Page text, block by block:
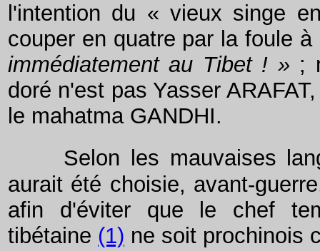
l'intention du « vieux singe
couper en quatre par la foule
immédiatement au Tibet ! » ;
doré n'est pas Yasser
le mahatma GANDHI.
Selon les mauvaises
aurait été choisie, avant-
afin d'éviter que le chef
tibétaine (1) ne soit prochinois